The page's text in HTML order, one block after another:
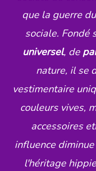
que la guerre
sociale. Fondé
universel, de
nature, il se
vestimentaire
couleurs vives,
accessoires
influence
l'héritage